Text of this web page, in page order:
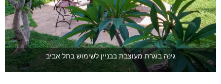
גינה בוגרת מעוצבת בבניין לשימוש בתל אביב